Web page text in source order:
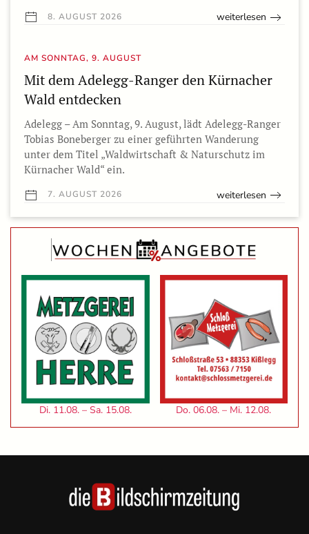
8. AUGUST 2026 weiterlesen
AM SONNTAG, 9. AUGUST
Mit dem Adelegg-Ranger den Kürnacher
Wald entdecken
Adelegg – Am Sonntag, 9. August, lädt Adelegg-Ranger
Tobias Boneberger zu einer geführten Wanderung
unter dem Titel „Waldwirtschaft & Naturschutz im
Kürnacher Wald“ ein.
7. AUGUST 2026 weiterlesen
Di. 11.08. – Sa. 15.08. Do. 06.08. – Mi. 12.08.